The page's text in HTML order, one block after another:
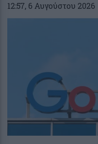
12:57, 6 Αυγούστου 2026